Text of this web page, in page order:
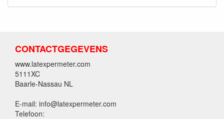
CONTACTGEGEVENS
www.latexpermeter.com
5111XC
Baarle-Nassau NL
E-mail: info@latexpermeter.com
Telefoon: